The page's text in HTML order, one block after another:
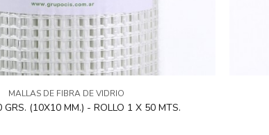
MALLAS DE FIBRA DE VIDRIO
GRS. (10X10 MM.) - ROLLO 1 X 50 MTS.